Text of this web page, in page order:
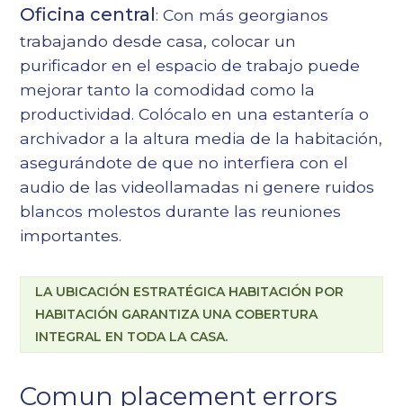
Oficina central: Con más georgianos
trabajando desde casa, colocar un
purificador en el espacio de trabajo puede
mejorar tanto la comodidad como la
productividad. Colócalo en una estantería o
archivador a la altura media de la habitación,
asegurándote de que no interfiera con el
audio de las videollamadas ni genere ruidos
blancos molestos durante las reuniones
importantes.
LA UBICACIÓN ESTRATÉGICA HABITACIÓN POR
HABITACIÓN GARANTIZA UNA COBERTURA
INTEGRAL EN TODA LA CASA.
Comun placement errors